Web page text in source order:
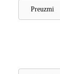
Preuzmi